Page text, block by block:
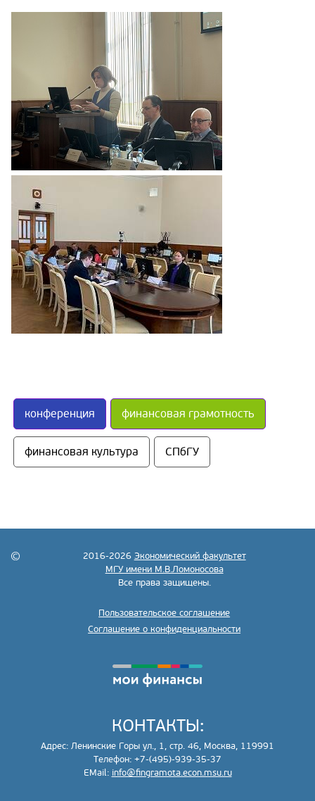
конференция финансовая грамотность
финансовая культура СПбГУ
2016-2026 Экономический факультет
МГУ имени М.В.Ломоносова
Все права защищены.
Пользовательское соглашение
Соглашение о конфиденциальности
КОНТАКТЫ:
Адрес: Ленинские Горы ул., 1, стр. 46, Москва, 119991
Телефон: +7-(495)-939-35-37
EMail: info@fingramota.econ.msu.ru